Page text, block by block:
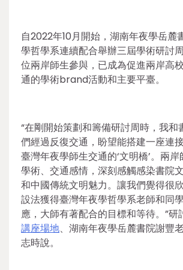
自2022年10月開始，湖南年夜學岳麓
學哲學系連續配合舉辦三屆學術研討
位兩岸師生參與，已成為促進兩岸高
通的學術brand活動和主要平臺。
“在剛開始策劃和籌備研討周時，我和
們經過反復交通，盼望能搭建一座連
臺灣年夜學師生交通的‘文明橋’。兩
學術、交通感情，深刻感觸感染書院
和中國傳統文明魅力。讓我們覺得很
設法獲得臺灣年夜學哲學系老師和同
應，大師有著配合的目標和等待。”研
講座場地、湖南年夜學岳麓書院謝豐
志時說。